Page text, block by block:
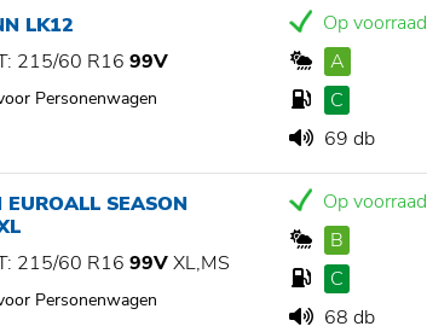
LK12
215/60 R1699V
Personenwagen
Op voorraad
A
C
69 db
EUROALL SEASON
215/60 R1699VXL,MS
Personenwagen
Op voorraad
B
C
68 db